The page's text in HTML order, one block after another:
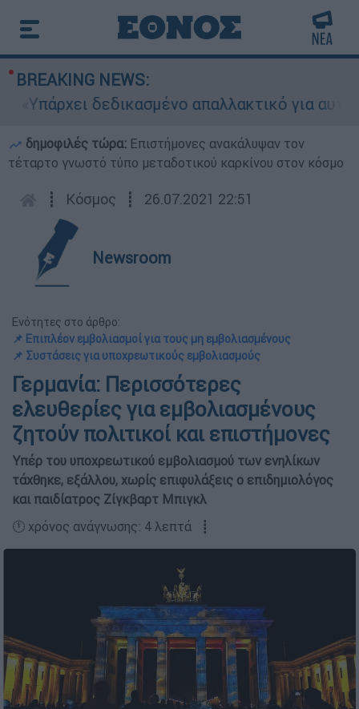
BREAKING NEWS:
δεδικασμένο απαλλακτικό για αυτήν»:
δημοφιλές τώρα: Επιστήμονες ανακάλυψαν τον
τέταρτο γνωστό τύπο μεταδοτικού καρκίνου στον κόσμο
┋ Κόσμος ┋ 26.07.2021 22:51
Newsroom
Ενότητες στο άρθρο:
📌 Επιπλέον εμβολιασμοί για τους μη εμβολιασμένους
📌 Συστάσεις για υποχρεωτικούς εμβολιασμούς
Γερμανία: Περισσότερες
ελευθερίες για εμβολιασμένους
ζητούν πολιτικοί και επιστήμονες
Υπέρ του υποχρεωτικού εμβολιασμού των ενηλίκων
τάχθηκε, εξάλλου, χωρίς επιφυλάξεις ο επιδημιολόγος
και παιδίατρος Ζίγκβαρτ Μπιγκλ
🕛 χρόνος ανάγνωσης: 4 λεπτά ┋